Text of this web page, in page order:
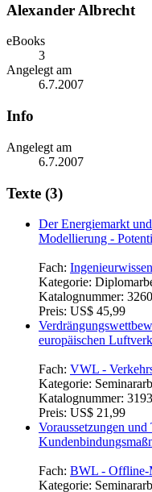
Alexander Albrecht
eBooks
3
Angelegt am
6.7.2007
Info
Angelegt am
6.7.2007
Texte (3)
Der Energiemarkt
Modellierung -
Fach:
Kategorie:
Katalognummer:
Preis: US$ 45,99
europäischen
Fach: VWL -
Kategorie:
Katalognummer:
Preis: US$ 21,99
Voraussetzungen
Fach: BWL - Offline-
Kategorie: